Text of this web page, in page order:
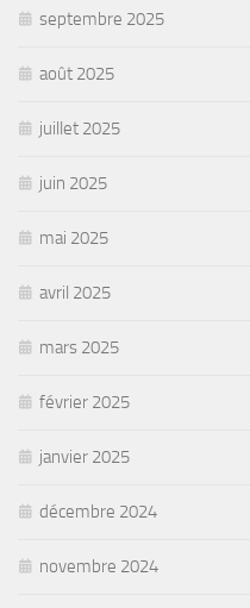
septembre 2025
août 2025
juillet 2025
juin 2025
mai 2025
avril 2025
mars 2025
février 2025
janvier 2025
décembre 2024
novembre 2024